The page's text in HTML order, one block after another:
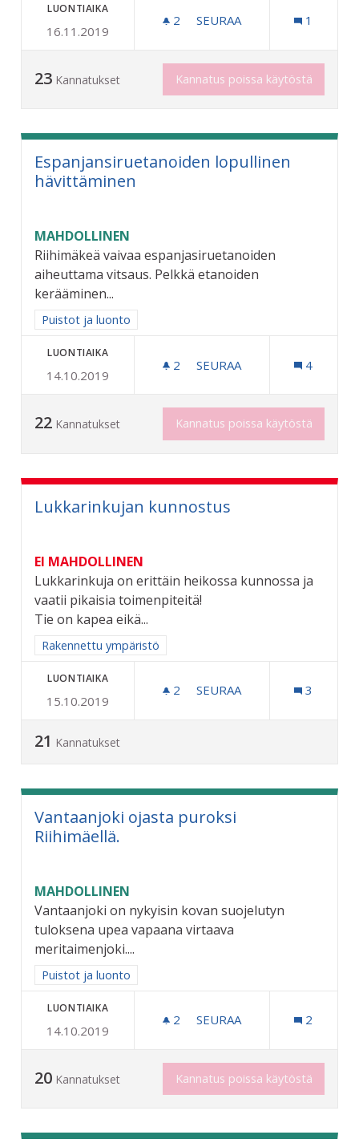
LUONTIAIKA
16.11.2019
2 2 SEURAAJAA
SEURAA 1
23 Kannatukset Kannatus poissa käytöstä
Espanjansiruetanoiden lopullinen
hävittäminen
MAHDOLLINEN
Riihimäkeä vaivaa espanjasiruetanoiden
aiheuttama vitsaus. Pelkkä etanoiden
kerääminen...
Rajaa tulokset aihepiirin mukaan: Puistot ja luonto
Puistot ja luonto
LUONTIAIKA
14.10.2019
2 2 SEURAAJAA
SEURAA 4
22 Kannatukset Kannatus poissa käytöstä
Lukkarinkujan kunnostus
EI MAHDOLLINEN
Lukkarinkuja on erittäin heikossa kunnossa ja
vaatii pikaisia toimenpiteitä!
Tie on kapea eikä...
Rajaa tulokset aihepiirin mukaan: Rakennettu ympäristö
Rakennettu ympäristö
LUONTIAIKA
15.10.2019
2 2 SEURAAJAA
SEURAA 3
21 Kannatukset
Vantaanjoki ojasta puroksi
Riihimäellä.
MAHDOLLINEN
Vantaanjoki on nykyisin kovan suojelutyn
tuloksena upea vapaana virtaava
meritaimenjoki....
Rajaa tulokset aihepiirin mukaan: Puistot ja luonto
Puistot ja luonto
LUONTIAIKA
14.10.2019
2 2 SEURAAJAA
SEURAA 2
20 Kannatukset Kannatus poissa käytöstä